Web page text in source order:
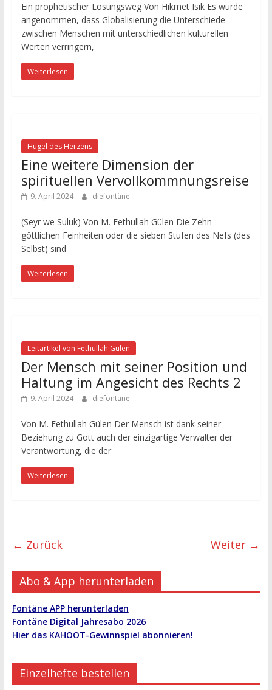
Ein prophetischer Lösungsweg Von Hikmet Isik Es wurde
angenommen, dass Globalisierung die Unterschiede
zwischen Menschen mit unterschiedlichen kulturellen
Werten verringern,
Weiterlesen
Hügel des Herzens
Eine weitere Dimension der
spirituellen Vervollkommnungsreise
9. April 2024 diefontäne
(Seyr we Suluk) Von M. Fethullah Gülen Die Zehn
göttlichen Feinheiten oder die sieben Stufen des Nefs (des
Selbst) sind
Weiterlesen
Leitartikel von Fethullah Gülen
Der Mensch mit seiner Position und
Haltung im Angesicht des Rechts 2
9. April 2024 diefontäne
Von M. Fethullah Gülen Der Mensch ist dank seiner
Beziehung zu Gott auch der einzigartige Verwalter der
Verantwortung, die der
Weiterlesen
← Zurück Weiter →
Abo & App herunterladen
Fontäne APP herunterladen
Fontäne Digital Jahresabo 2026
Hier das KAHOOT-Gewinnspiel abonnieren!
Einzelhefte bestellen